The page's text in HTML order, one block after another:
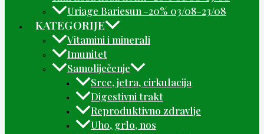
Uriage Bariesun -20% 03/08-23/08
KATEGORIJE
Vitamini i minerali
Imunitet
Samoliječenje
Srce, jetra, cirkulacija
Digestivni trakt
Reproduktivno zdravlje
Uho, grlo, nos